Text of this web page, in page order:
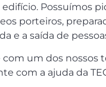
Possuímos
porteiros,
e a saída de
um dos nossos
com a ajuda da